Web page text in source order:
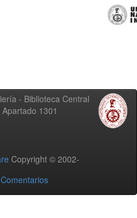
- Biblioteca Central
1301
Copyright © 2002-
Comentarios